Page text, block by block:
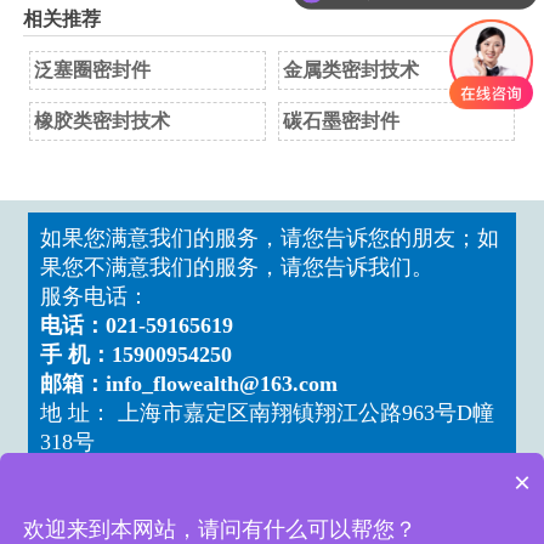
相关推荐
泛塞圈密封件 金属类密封技术
​橡胶类密封技术 碳石墨密封件
如果您满意我们的服务，请您告诉您的朋友；如
果您不满意我们的服务，请您告诉我们。
服务电话：
电话：021-59165619
手 机：15900954250
邮箱：info_flowealth@163.com
地 址： 上海市嘉定区南翔镇翔江公路963号D幢
318号
Copyright ©福唯斯流体设备（上海）有限公司
×
欢迎来到本网站，请问有什么可以帮您？